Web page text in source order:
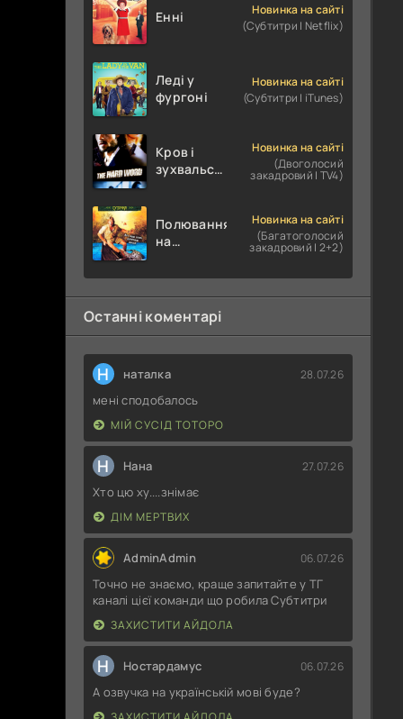
Енні
Новинка на сайті
(Субтитри | Netflix)
Леді у
фургоні
Новинка на сайті
(Субтитри | iTunes)
Кров і
зухвальство
Новинка на сайті
(Двоголосий
закадровий | TV4)
Полювання
на
Сутичка
Новинка на сайті
(Багатоголосий
закадровий | 2+2)
Останні коментарі
Н наталка 28.07.26
мені сподобалось
МІЙ СУСІД ТОТОРО
Н Нана 27.07.26
Хто цю ху....знімає
ДІМ МЕРТВИХ
AdminAdmin 06.07.26
Точно не знаємо, краще запитайте у ТГ
каналі цієї команди що робила Субтитри
ЗАХИСТИТИ АЙДОЛА
Н Ностардамус 06.07.26
А озвучка на українській мові буде?